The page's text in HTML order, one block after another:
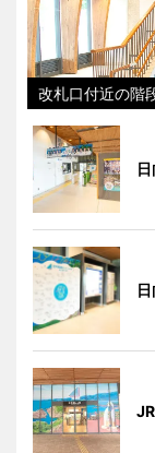
改札口付近の階